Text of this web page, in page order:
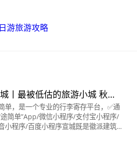
游旅游攻略
丨最被低估的旅游小城 秋季
绝美
单，是一个专业的行李寄存平台，✅通
途简单”App/微信小程序/支付宝小程序/
小程序/百度小程序宣城既是徽派建筑